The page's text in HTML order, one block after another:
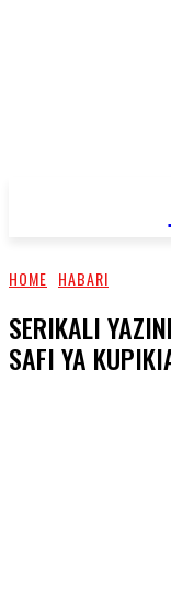
HOME HABARI
SERIKALI
SAFI YA